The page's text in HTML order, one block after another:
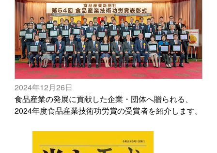
2024年12月26日
食品産業の発展に貢献した企業・団体へ贈られる、
2024年度食品産業技術功労賞の受賞者を紹介します。